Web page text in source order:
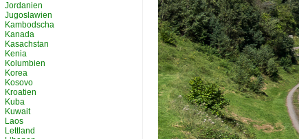
Jordanien
Jugoslawien
Kambodscha
Kanada
Kasachstan
Kenia
Kolumbien
Korea
Kosovo
Kroatien
Kuba
Kuwait
Laos
Lettland